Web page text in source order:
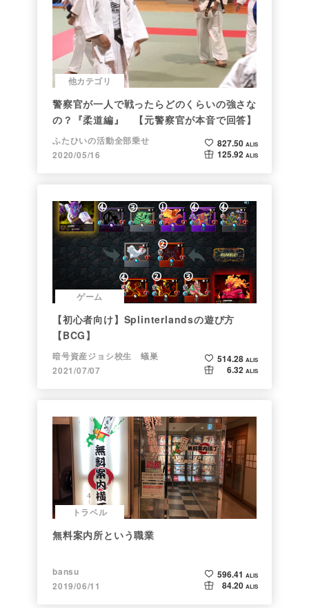
他カテゴリ
警察官が一人で戦ったらどのくらいの強さな
の？『柔道編』 【元警察官が本音で回答】
ふたひいの活動全部乗せ
2020/05/16
827.50 ALIS
125.92 ALIS
ゲーム
【初心者向け】Splinterlandsの遊び方
【BCG】
暗号資産ジョシ校生 蟻巣
2021/07/07
514.28 ALIS
6.32 ALIS
トラベル
無料案内所という職業
bansu
2019/06/11
596.41 ALIS
84.20 ALIS